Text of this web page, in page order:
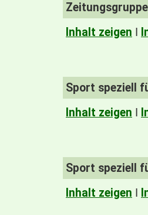
Inhalt zeigen I
Sport speziell
Inhalt zeigen I
Sport speziell
Inhalt zeigen I